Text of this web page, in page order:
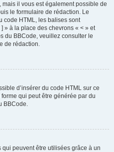
il vous est également possible de
le formulaire de rédaction. Le
code HTML, les balises sont
» à la place des chevrons « < » et
du BBCode, veuillez consulter le
de rédaction.
d’insérer du code HTML sur ce
qui peut être générée par du
BBCode.
peuvent être utilisées grâce à un